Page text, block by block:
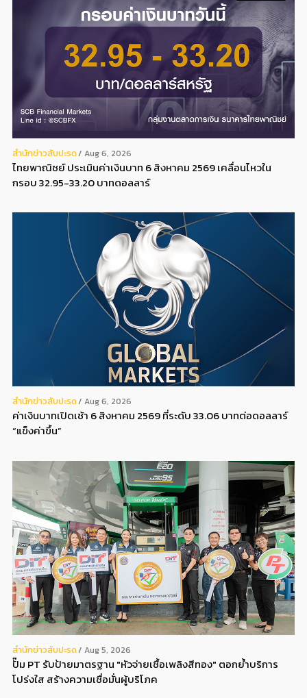
สํานักข่าวสับปะรด Aug 6, 2026
ไทยพาณิชย์ ประเมินค่าเงินบาท 6 สิงหาคม 2569 เคลื่อนไหวใน
กรอบ 32.95-33.20 บาทดอลลาร์
สํานักข่าวสับปะรด Aug 6, 2026
ค่าเงินบาทเปิดเช้า 6 สิงหาคม 2569 ที่ระดับ 33.06 บาทต่อดอลลาร์
“แข็งค่าขึ้น”
สํานักข่าวสับปะรด Aug 5, 2026
ปั๊ม PT รับป้ายมาตรฐาน "หัวจ่ายเชื้อเพลิงสีทอง" ตอกย้ำบริการ
โปร่งใส สร้างความเชื่อมั่นผู้บริโภค